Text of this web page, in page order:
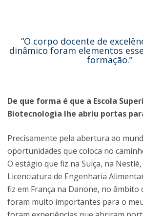
“O corpo docente de
dinâmico foram elementos
formação.”
De que forma é que a Escola
Biotecnologia lhe abriu portas
Precisamente pela abertura ao
oportunidades que coloca no
O estágio que fiz na Suíça, na
Licenciatura de Engenharia
fiz em França na Danone, no âmbito
foram muito importantes para o